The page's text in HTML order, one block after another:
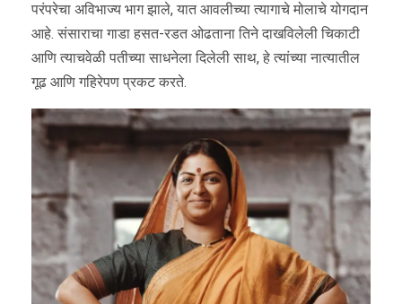
परंपरेचा अविभाज्य भाग झाले, यात आवलीच्या त्यागाचे मोलाचे योगदान
आहे. संसाराचा गाडा हसत-रडत ओढताना तिने दाखविलेली चिकाटी
आणि त्याचवेळी पतीच्या साधनेला दिलेली साथ, हे त्यांच्या नात्यातील
गूढ आणि गहिरेपण प्रकट करते.